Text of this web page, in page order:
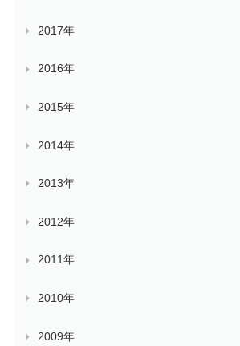
2017年
2016年
2015年
2014年
2013年
2012年
2011年
2010年
2009年